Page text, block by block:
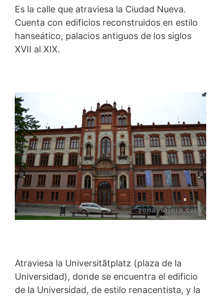
Es la calle que atraviesa la Ciudad Nueva.
Cuenta con edificios reconstruidos en estilo
hanseático, palacios antiguos de los siglos
XVII al XIX.
Atraviesa la Universitãtplatz (plaza de la
Universidad), donde se encuentra el edificio
de la Universidad, de estilo renacentista, y la